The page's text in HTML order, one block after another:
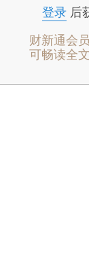
登录后
财新通会员
可畅读全文